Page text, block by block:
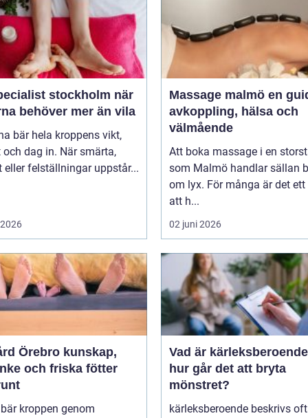
stockholm när
behöver mer än vila
bär hela kroppens vikt,
och dag in. När smärta,
eller felställningar uppstår...
Massage malmö en guide till
avkoppling, hälsa och
välmående
Att boka massage i en
som Malmö handlar sällan
om lyx. För många är det
att h...
02 juni 2026
kunskap,
och friska fötter
kroppen genom
Vad är kärleksberoende
hur går det att bryta
mönstret?
kärleksberoende beskrivs